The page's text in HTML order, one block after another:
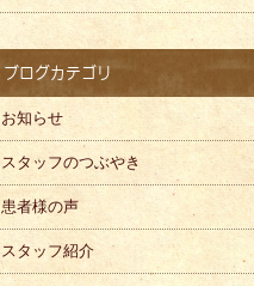
ブログカテゴリ
お知らせ
スタッフのつぶやき
患者様の声
スタッフ紹介